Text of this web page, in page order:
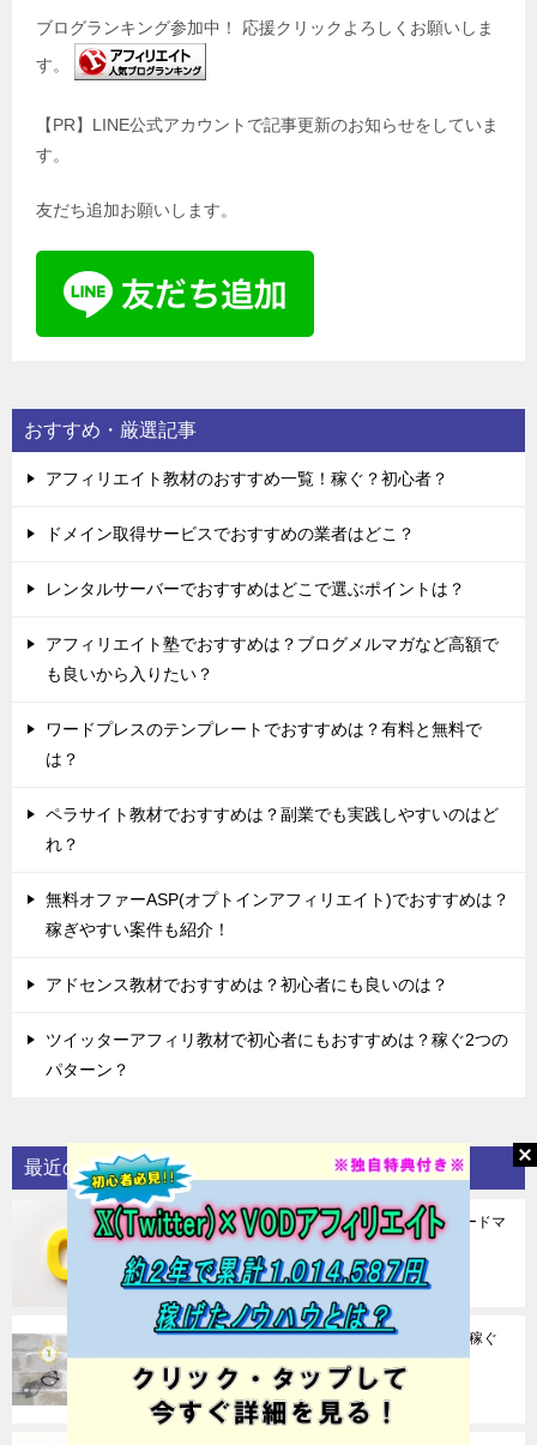
ブログランキング参加中！ 応援クリックよろしくお願いしま
す。
【PR】LINE公式アカウントで記事更新のお知らせをしていま
す。
友だち追加お願いします。
おすすめ・厳選記事
アフィリエイト教材のおすすめ一覧！稼ぐ？初心者？
ドメイン取得サービスでおすすめの業者はどこ？
レンタルサーバーでおすすめはどこで選ぶポイントは？
アフィリエイト塾でおすすめは？ブログメルマガなど高額で
も良いから入りたい？
ワードプレスのテンプレートでおすすめは？有料と無料で
は？
ペラサイト教材でおすすめは？副業でも実践しやすいのはど
れ？
無料オファーASP(オプトインアフィリエイト)でおすすめは？
稼ぎやすい案件も紹介！
アドセンス教材でおすすめは？初心者にも良いのは？
ツイッターアフィリ教材で初心者にもおすすめは？稼ぐ2つの
パターン？
最近の投稿
アフィリエイトを0から始めるならやること稼ぐロードマ
ップ！4つの教材も紹介！
2026年07月28日
アフィリエイト教材おすすめ一覧最新版！初心者や稼ぐ
なら？ 2026年07月27日